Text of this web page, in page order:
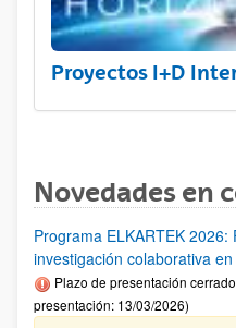
Proyectos I+D
Novedades en
Programa ELKARTEK 2026:
investigación colaborativa
Plazo de presentación
presentación: 13/03/2026)